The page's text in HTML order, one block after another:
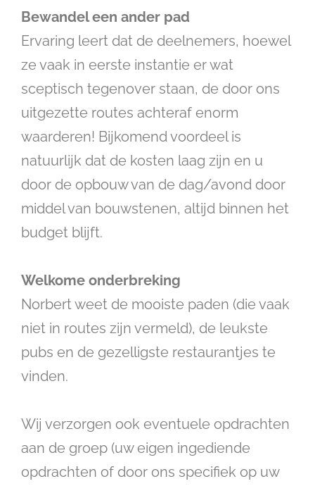
Bewandel een ander pad
Ervaring leert dat de deelnemers, hoewel
ze vaak in eerste instantie er wat
sceptisch tegenover staan, de door ons
uitgezette routes achteraf enorm
waarderen! Bijkomend voordeel is
natuurlijk dat de kosten laag zijn en u
door de opbouw van de dag/avond door
middel van bouwstenen, altijd binnen het
budget blijft.
Welkome onderbreking
Norbert weet de mooiste paden (die vaak
niet in routes zijn vermeld), de leukste
pubs en de gezelligste restaurantjes te
vinden.
Wij verzorgen ook eventuele opdrachten
aan de groep (uw eigen ingediende
opdrachten of door ons specifiek op uw